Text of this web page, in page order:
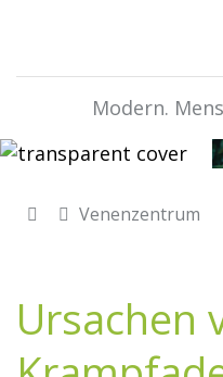
Modern.
Venenzentrum
Ursachen